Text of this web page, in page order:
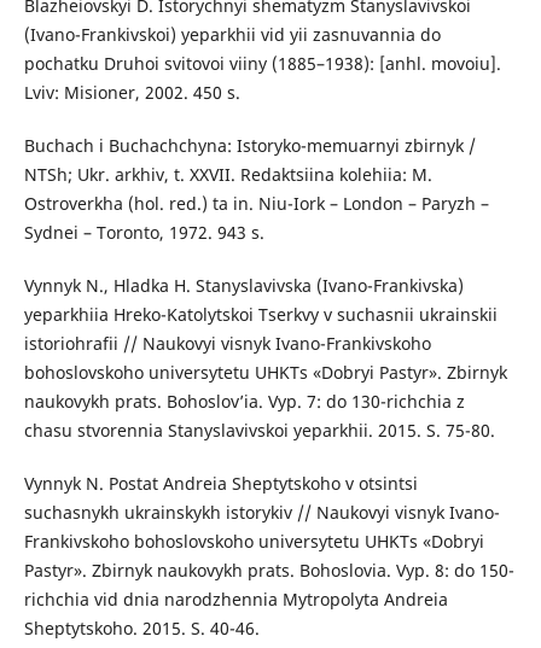
Blazheiovskyi D. Istorychnyi shematyzm Stanyslavivskoi
(Ivano-Frankivskoi) yeparkhii vid yii zasnuvannia do
pochatku Druhoi svitovoi viiny (1885–1938): [anhl. movoiu].
Lviv: Misioner, 2002. 450 s.
Buchach i Buchachchyna: Istoryko-memuarnyi zbirnyk /
NTSh; Ukr. arkhiv, t. XXVII. Redaktsiina kolehiia: M.
Ostroverkha (hol. red.) ta in. Niu-Iork – London – Paryzh –
Sydnei – Toronto, 1972. 943 s.
Vynnyk N., Hladka H. Stanyslavivska (Ivano-Frankivska)
yeparkhiia Hreko-Katolytskoi Tserkvy v suchasnii ukrainskii
istoriohrafii // Naukovyi visnyk Ivano-Frankivskoho
bohoslovskoho universytetu UHKTs «Dobryi Pastyr». Zbirnyk
naukovykh prats. Bohoslov’ia. Vyp. 7: do 130-richchia z
chasu stvorennia Stanyslavivskoi yeparkhii. 2015. S. 75-80.
Vynnyk N. Postat Andreia Sheptytskoho v otsintsi
suchasnykh ukrainskykh istorykiv // Naukovyi visnyk Ivano-
Frankivskoho bohoslovskoho universytetu UHKTs «Dobryi
Pastyr». Zbirnyk naukovykh prats. Bohoslovia. Vyp. 8: do 150-
richchia vid dnia narodzhennia Mytropolyta Andreia
Sheptytskoho. 2015. S. 40-46.